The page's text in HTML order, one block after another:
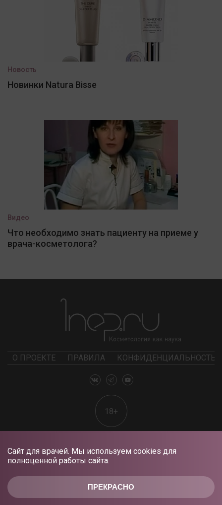
ПРЕКРАСНО
Сайт для врачей. Мы используем cookies для
полноценной работы сайта.
Новость
Новинки Natura Bisse
Видео
Что необходимо знать пациенту на приеме у
врача-косметолога?
О ПРОЕКТЕ ПРАВИЛА КОНФИДЕНЦИАЛЬНОСТЬ
18+